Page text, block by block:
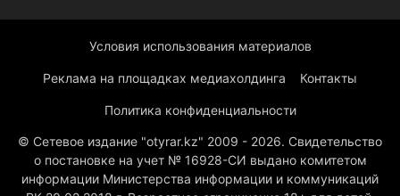
Условия использования материалов
Реклама на площадках медиахолдинга Контакты
Политика конфиденциальности
© Сетевое издание "otyrar.kz" 2009 - 2026. Свидетельство
о постановке на учет № 16928-СИ выдано комитетом
информации Министерства информации и коммуникаций